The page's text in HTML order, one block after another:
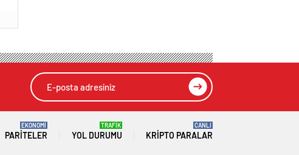
PARITELER
EKONOMİ
YOL DURUMU
TRAFİK
KRIPTO PARALAR
CANLI